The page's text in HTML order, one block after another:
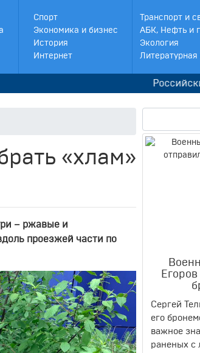
Спорт
Экономика и бизнес
История
Интернет
Транспорт и
АБК, Нефть и
Экология
Литературная
Российские
«хлам»
– ржавые и
проезжей части по
Сергей
его
важное
раненых с